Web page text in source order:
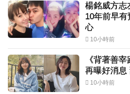
楊銘威方志
10年前早
心
10小時前
《背著善
再曝好消息
10小時前